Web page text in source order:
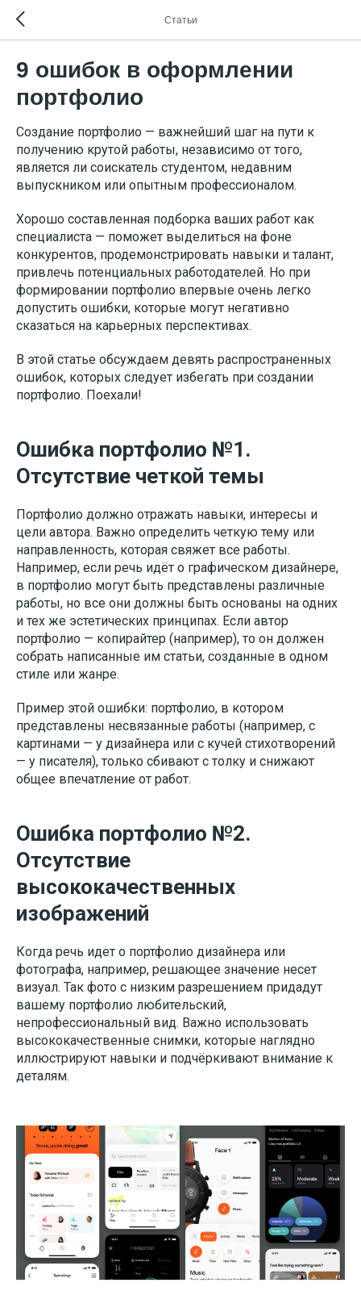
Статьи
9 ошибок в оформлении
портфолио
Создание портфолио — важнейший шаг на пути к
получению крутой работы, независимо от того,
является ли соискатель студентом, недавним
выпускником или опытным профессионалом.
Хорошо составленная подборка ваших работ как
специалиста — поможет выделиться на фоне
конкурентов, продемонстрировать навыки и талант,
привлечь потенциальных работодателей. Но при
формировании портфолио впервые очень легко
допустить ошибки, которые могут негативно
сказаться на карьерных перспективах.
В этой статье обсуждаем девять распространенных
ошибок, которых следует избегать при создании
портфолио. Поехали!
Ошибка портфолио №1.
Отсутствие четкой темы
Портфолио должно отражать навыки, интересы и
цели автора. Важно определить четкую тему или
направленность, которая свяжет все работы.
Например, если речь идёт о графическом дизайнере,
в портфолио могут быть представлены различные
работы, но все они должны быть основаны на одних
и тех же эстетических принципах. Если автор
портфолио — копирайтер (например), то он должен
собрать написанные им статьи, созданные в одном
стиле или жанре.
Пример этой ошибки: портфолио, в котором
представлены несвязанные работы (например, с
картинами — у дизайнера или с кучей стихотворений
— у писателя), только сбивают с толку и снижают
общее впечатление от работ.
Ошибка портфолио №2.
Отсутствие
высококачественных
изображений
Когда речь идет о портфолио дизайнера или
фотографа, например, решающее значение несет
визуал. Так фото с низким разрешением придадут
вашему портфолио любительский,
непрофессиональный вид. Важно использовать
высококачественные снимки, которые наглядно
иллюстрируют навыки и подчёркивают внимание к
деталям.